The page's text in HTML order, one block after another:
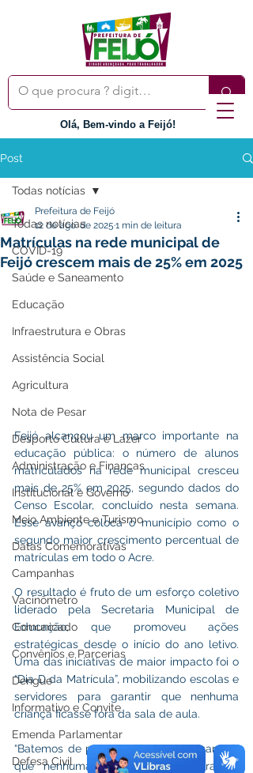
Olá, Bem-vindo a Feijó!
Post
Todas notícias
COVID-19
Saúde e Saneamento
Educação
Infraestrutura e Obras
Assistência Social
Agricultura
Nota de Pesar
Desporto Cultura e Lazer
Administração e Finanças
Institucional e Governo
Meio Ambiente e Turismo
Datas Comemorativas
Campanhas
Vacinômetro
Comunicado
Convênios e Parcerias
Dengue
Informativo e Convite
Emenda Parlamentar
Defesa Civil
Todas notícias
Matrículas na rede municipal de
Feijó crescem mais de 25% em 2025
Prefeitura de Feijó
12 de ago. de 2025 1 min de leitura
Feijó alcançou um marco importante na
educação pública: o número de alunos
matriculados na rede municipal cresceu
mais de 25% em 2025, segundo dados do
Censo Escolar, concluído nesta semana.
Esse avanço coloca o município como o
segundo maior crescimento percentual de
matrículas em todo o Acre.
O resultado é fruto de um esforço coletivo
liderado pela Secretaria Municipal de
Educação, que promoveu ações
estratégicas desde o início do ano letivo.
Uma das iniciativas de maior impacto foi o
“Dia D da Matrícula”, mobilizando escolas e
servidores para garantir que nenhuma
criança ficasse fora da sala de aula.
“Batemos de porta em porta para garantir
que nenhuma criança ficasse fora da